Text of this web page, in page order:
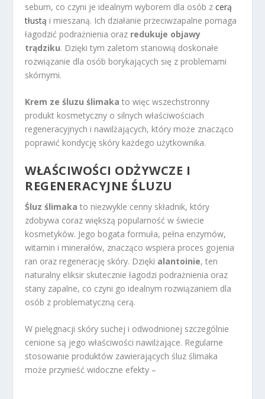
sebum, co czyni je idealnym wyborem dla osób zcerą
tłustą i mieszaną. Ich działanie przeciwzapalne pomaga
łagodzić podrażnienia oraz redukuje objawy
trądziku. Dzięki tym zaletom stanowią doskonałe
rozwiązanie dla osób borykających się z problemami
skórnymi.
Krem ze śluzu ślimaka to więc wszechstronny
produkt kosmetyczny o silnych właściwościach
regeneracyjnych i nawilżających, który może znacząco
poprawić kondycję skóry każdego użytkownika.
WŁAŚCIWOŚCI ODŻYWCZE I
REGENERACYJNE ŚLUZU
Śluz ślimaka to niezwykle cenny składnik, który
zdobywa coraz większą popularność w świecie
kosmetyków. Jego bogata formuła, pełna enzymów,
witamin i minerałów, znacząco wspiera proces gojenia
ran oraz regenerację skóry. Dzięki alantoinie, ten
naturalny eliksir skutecznie łagodzi podrażnienia oraz
stany zapalne, co czyni go idealnym rozwiązaniem dla
osób z problematyczną cerą.
W pielęgnacji skóry suchej i odwodnionej szczególnie
cenione są jego właściwości nawilżające. Regularne
stosowanie produktów zawierających śluz ślimaka
może przynieść widoczne efekty –